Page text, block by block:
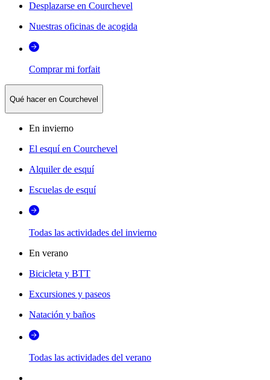
Desplazarse en Courchevel
Nuestras oficinas de acogida
Comprar mi forfait
Qué hacer en Courchevel
En invierno
El esquí en Courchevel
Alquiler de esquí
Escuelas de esquí
Todas las actividades del invierno
En verano
Bicicleta y BTT
Excursiones y paseos
Natación y baños
Todas las actividades del verano